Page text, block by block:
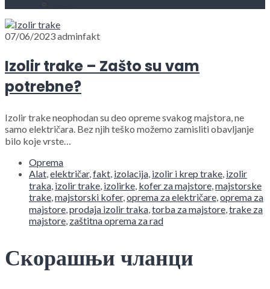
07/06/2023adminfakt
Izolir trake – Zašto su vam
potrebne?
Izolir trake neophodan su deo opreme svakog majstora, ne
samo električara. Bez njih teško možemo zamisliti obavljanje
bilo koje vrste…
Oprema
Alat,električar,fakt, izolacija, izolir i krep trake, izolir
traka, izolir trake, izolirke, kofer za majstore,majstorske
trake,majstorski kofer,oprema za električare,oprema za
majstore,prodaja izolir traka,torba za majstore,trake za
majstore, zaštitna oprema za rad
Скорашњи чланци